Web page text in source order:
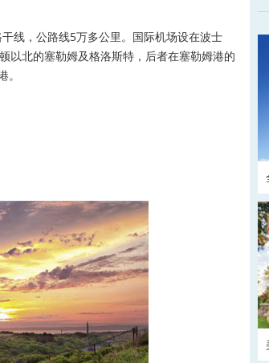
线，公路线5万多公里。国际机场设在波士
以北的塞勒姆及格洛斯特，后者在塞勒姆港的